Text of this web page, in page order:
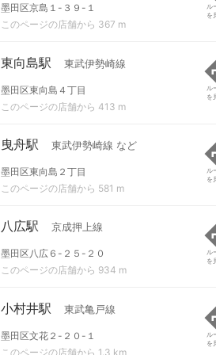
墨田区京島１-３９-１
このページの店舗から 367 m
ル
を
東向島駅 東武伊勢崎線
墨田区東向島４丁目
このページの店舗から 413 m
ル
を
曳舟駅 東武伊勢崎線 など
墨田区東向島２丁目
このページの店舗から 581 m
ル
を
八広駅 京成押上線
墨田区八広６-２５-２０
このページの店舗から 934 m
ル
を
小村井駅 東武亀戸線
墨田区文花２-２０-１
このページの店舗から 1.3 km
ル
を